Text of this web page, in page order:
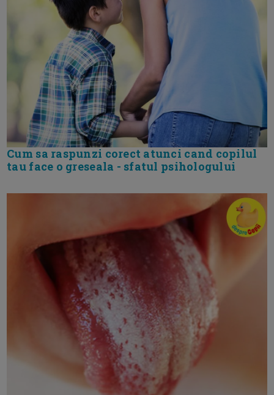
Cum sa raspunzi corect atunci cand copilul
tau face o greseala - sfatul psihologului